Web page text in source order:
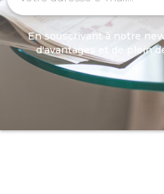
En souscrivant à notre
d'avantages et de plein